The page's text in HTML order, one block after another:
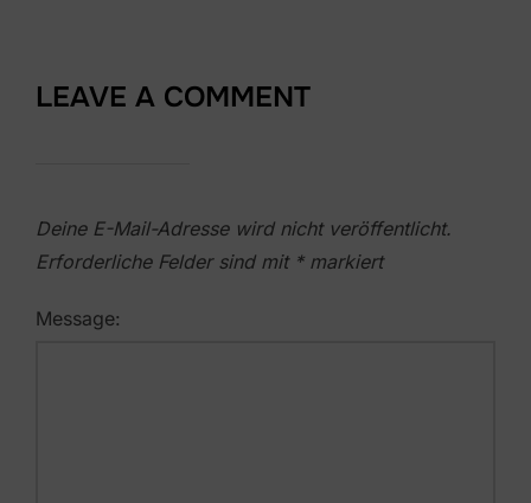
LEAVE A COMMENT
Deine E-Mail-Adresse wird nicht veröffentlicht.
Erforderliche Felder sind mit *markiert
Message: